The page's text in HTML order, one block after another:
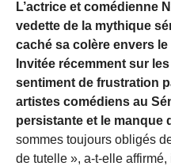
L’actrice et comédienne
vedette de la mythique
caché sa colère envers
Invitée récemment sur
sentiment de frustration
artistes comédiens au
persistante et le manque
sommes toujours obligés
de tutelle », a-t-elle